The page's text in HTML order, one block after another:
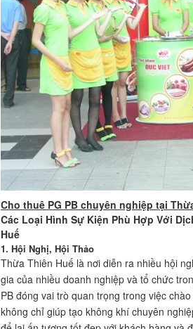
Cho thuê PG PB chuyên nghiệp tại
Các Loại Hình Sự Kiện Phù Hợp Với
Huế
1. Hội Nghị, Hội Thảo
Thừa Thiên Huế là nơi diễn ra nhiều hội
gia của nhiều doanh nghiệp và tổ chức
PB đóng vai trò quan trọng trong việc
không chỉ giúp tạo không khí chuyên